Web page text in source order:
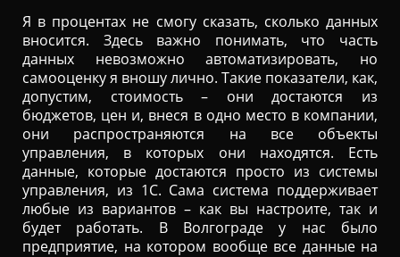
Я в процентах не смогу сказать, сколько данных
вносится. Здесь важно понимать, что часть
данных невозможно автоматизировать, но
самооценку я вношу лично. Такие показатели, как,
допустим, стоимость – они достаются из
бюджетов, цен и, внеся в одно место в компании,
они распространяются на все объекты
управления, в которых они находятся. Есть
данные, которые достаются просто из системы
управления, из 1С. Сама система поддерживает
любые из вариантов – как вы настроите, так и
будет работать. В Волгограде у нас было
предприятие, на котором вообще все данные на